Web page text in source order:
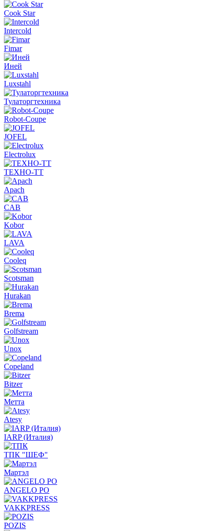
Cook Star
Intercold
Fimar
Иней
Luxstahl
Тулаторгтехника
Robot-Coupe
JOFEL
Electrolux
ТЕХНО-ТТ
Apach
CAB
Kobor
LAVA
Cooleq
Scotsman
Hurakan
Brema
Golfstream
Unox
Copeland
Bitzer
Метта
Atesy
IARP (Италия)
ТПК "ШЕФ"
Мартэл
ANGELO PO
VAKKPRESS
POZIS